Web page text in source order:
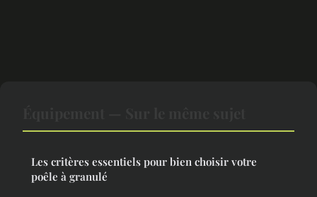
Les critères essentiels pour bien choisir votre
poêle à granulé